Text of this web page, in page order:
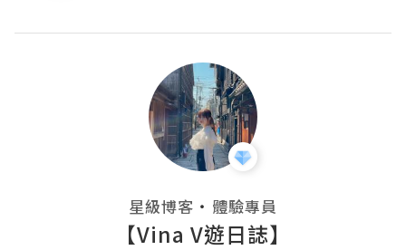
星級博客 ・ 體驗專員
【Vina V遊日誌】